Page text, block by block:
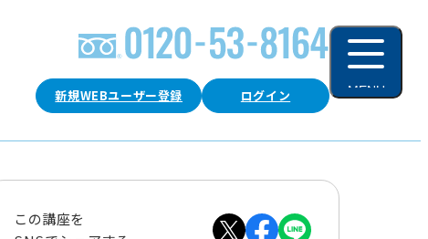
新規WEBユーザー登録 ログイン MENU
この講座を